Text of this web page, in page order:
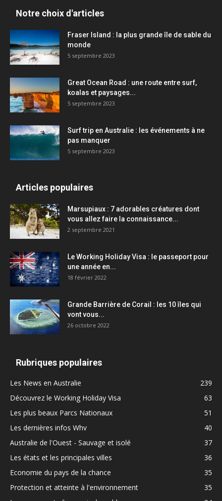
Notre choix d'articles
Fraser Island : la plus grande île de sable du
monde
5 septembre 2023
Great Ocean Road : une route entre surf,
koalas et paysages...
5 septembre 2023
Surf trip en Australie : les événements à ne
pas manquer
5 septembre 2023
Articles populaires
Marsupiaux : 7 adorables créatures dont
vous allez faire la connaissance...
2 septembre 2021
Le Working Holiday Visa : le passeport pour
une année en...
18 février 2022
Grande Barrière de Corail : les 10 îles qui
vont vous...
26 octobre 2022
Rubriques populaires
Les News en Australie
239
Découvrez le Working Holiday Visa
63
Les plus beaux Parcs Nationaux
51
Les dernières infos Whv
40
Australie de l'Ouest - Sauvage et isolé
37
Les états et les principales villes
36
Economie du pays de la chance
35
Protection et atteinte à l'environnement
35